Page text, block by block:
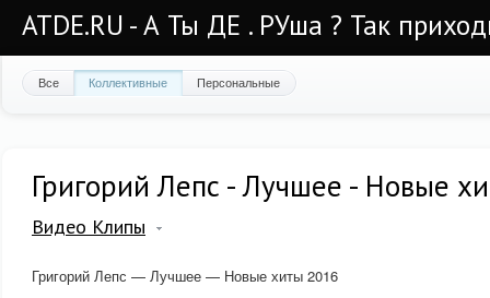
ATDE.RU - А Ты ДЕ . РУша ? Так
Все Коллективные Персональные
Григорий Лепс - Лучшее - Новые
Видео Клипы
Григорий Лепс — Лучшее — Новые хиты 2016